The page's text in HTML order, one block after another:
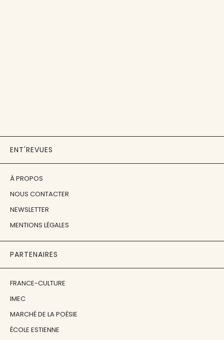
ENT'REVUES
À PROPOS
NOUS CONTACTER
NEWSLETTER
MENTIONS LÉGALES
PARTENAIRES
FRANCE-CULTURE
IMEC
MARCHÉ DE LA POÉSIE
ÉCOLE ESTIENNE